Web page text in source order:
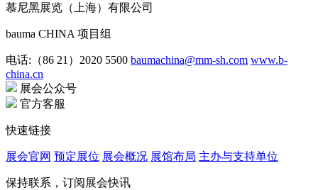
慕尼黑展览（上海）有限公司
bauma CHINA 项目组
电话:（86 21）2020 5500 baumachina@mm-sh.com www.b-
china.cn
展会公众号
官方客服
快速链接
展会官网 预定展位 展会概况 展馆布局 主办与支持单位
保持联系，订阅展会快讯